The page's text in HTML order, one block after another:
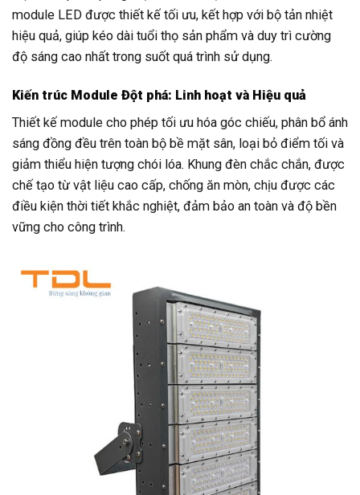
module LED được thiết kế tối ưu, kết hợp với bộ tản nhiệt
hiệu quả, giúp kéo dài tuổi thọ sản phẩm và duy trì cường
độ sáng cao nhất trong suốt quá trình sử dụng.
Kiến trúc Module Đột phá: Linh hoạt và Hiệu quả
Thiết kế module cho phép tối ưu hóa góc chiếu, phân bổ ánh
sáng đồng đều trên toàn bộ bề mặt sân, loại bỏ điểm tối và
giảm thiểu hiện tượng chói lóa. Khung đèn chắc chắn, được
chế tạo từ vật liệu cao cấp, chống ăn mòn, chịu được các
điều kiện thời tiết khắc nghiệt, đảm bảo an toàn và độ bền
vững cho công trình.